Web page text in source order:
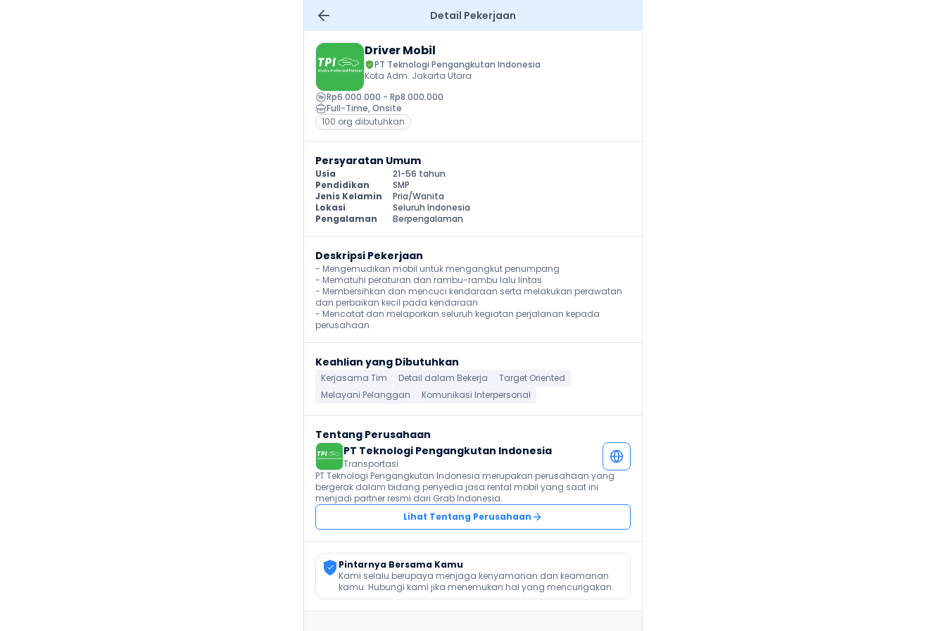
Detail Pekerjaan
Driver Mobil
Kota Adm. Jakarta Utara
Rp6.000.000 - Rp8.000.000
Full-Time, Onsite
100 org dibutuhkan
Persyaratan Umum
Usia
21-56 tahun
Pendidikan
SMP
Jenis Kelamin
Pria/Wanita
Lokasi
Seluruh Indonesia
Pengalaman
Berpengalaman
Deskripsi Pekerjaan
- Mengemudikan mobil untuk mengangkut penumpang
- Mematuhi peraturan dan rambu-rambu lalu lintas
- Membersihkan dan mencuci kendaraan serta melakukan perawatan
dan perbaikan kecil pada kendaraan
- Mencatat dan melaporkan seluruh kegiatan perjalanan kepada
perusahaan
Keahlian yang Dibutuhkan
Kerjasama Tim Detail dalam Bekerja
Target Oriented
Melayani Pelanggan
Komunikasi Interpersonal
Tentang Perusahaan
Transportasi
PT Teknologi Pengangkutan Indonesia merupakan perusahaan yang
bergerak dalam bidang penyedia jasa rental mobil yang saat ini
menjadi partner resmi dari Grab Indonesia.
Lihat Tentang Perusahaan
Pintarnya Bersama Kamu
Kami selalu berupaya menjaga kenyamanan dan keamanan
kamu. Hubungi kami jika menemukan hal yang mencurigakan.